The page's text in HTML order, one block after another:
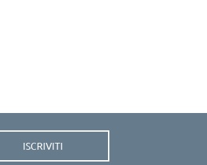
ISCRIVITI